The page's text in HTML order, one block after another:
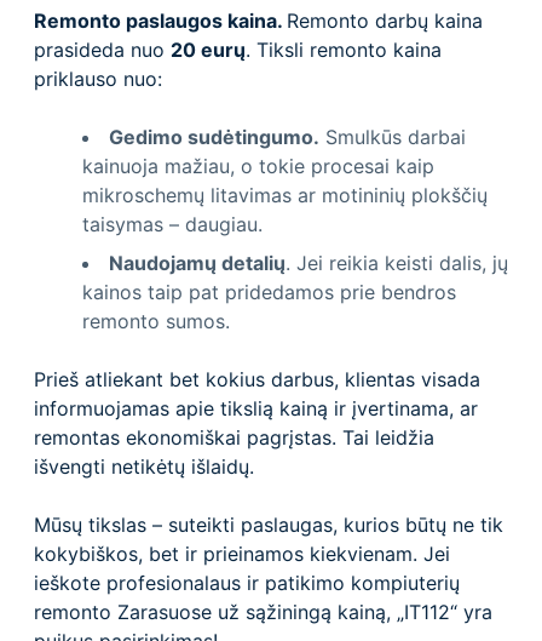
Remonto paslaugos kaina. Remonto darbų kaina
prasideda nuo 20 eurų. Tiksli remonto kaina
priklauso nuo:
Gedimo sudėtingumo. Smulkūs darbai
kainuoja mažiau, o tokie procesai kaip
mikroschemų litavimas ar motininių plokščių
taisymas – daugiau.
Naudojamų detalių. Jei reikia keisti dalis, jų
kainos taip pat pridedamos prie bendros
remonto sumos.
Prieš atliekant bet kokius darbus, klientas visada
informuojamas apie tikslią kainą ir įvertinama, ar
remontas ekonomiškai pagrįstas. Tai leidžia
išvengti netikėtų išlaidų.
Mūsų tikslas – suteikti paslaugas, kurios būtų ne tik
kokybiškos, bet ir prieinamos kiekvienam. Jei
ieškote profesionalaus ir patikimo kompiuterių
remonto Zarasuose už sąžiningą kainą, „IT112“ yra